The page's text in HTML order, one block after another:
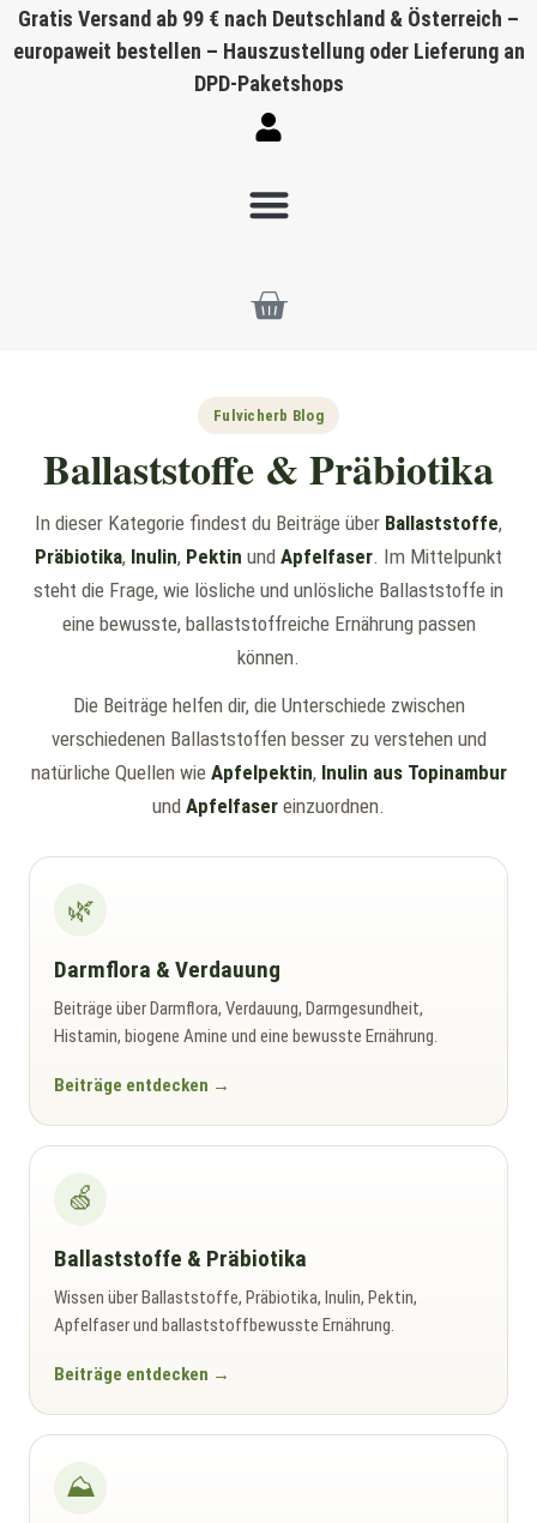
Gratis Versand ab 99 € nach Deutschland & Österreich –
europaweit bestellen – Hauszustellung oder Lieferung an
DPD-Paketshops
Fulvicherb Blog
Ballaststoffe & Präbiotika
In dieser Kategorie findest du Beiträge über Ballaststoffe,
Präbiotika, Inulin, Pektin und Apfelfaser. Im Mittelpunkt
steht die Frage, wie lösliche und unlösliche Ballaststoffe in
eine bewusste, ballaststoffreiche Ernährung passen
können.
Die Beiträge helfen dir, die Unterschiede zwischen
verschiedenen Ballaststoffen besser zu verstehen und
natürliche Quellen wie Apfelpektin, Inulin aus Topinambur
und Apfelfaser einzuordnen.
🌿
Darmflora & Verdauung
Beiträge über Darmflora, Verdauung, Darmgesundheit,
Histamin, biogene Amine und eine bewusste Ernährung.
Beiträge entdecken
🍏
Ballaststoffe & Präbiotika
Wissen über Ballaststoffe, Präbiotika, Inulin, Pektin,
Apfelfaser und ballaststoffbewusste Ernährung.
Beiträge entdecken
⛰️